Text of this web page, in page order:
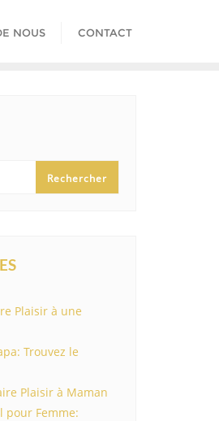
NOUS CONTACT
Rechercher
Plaisir à une
Trouvez le
Plaisir à Maman
pour Femme: